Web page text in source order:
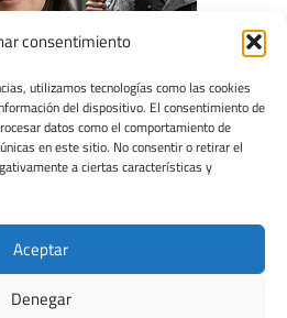
consentimiento
utilizamos tecnologías como las cookies
del dispositivo. El consentimiento de
datos como el comportamiento de
en este sitio. No consentir o retirar el
a ciertas características y
Aceptar
Denegar